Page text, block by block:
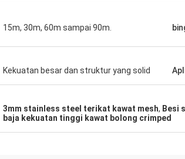
15m, 30m, 60m sampai 90m.
Kekuatan besar dan struktur yang solid
3mm stainless steel terikat kawat mesh, Besi
baja kekuatan tinggi kawat bolong crimped